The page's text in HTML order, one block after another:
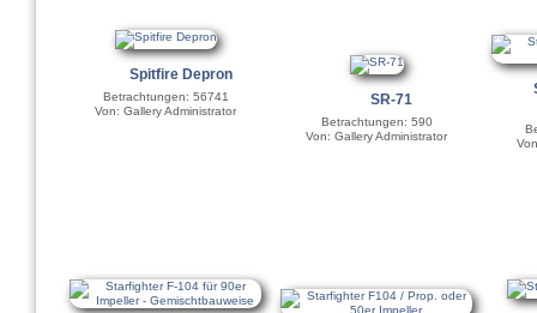
Spitfire Depron
Betrachtungen: 56741
Von: Gallery Administrator
SR-71
Betrachtungen: 590
Von: Gallery Administrator